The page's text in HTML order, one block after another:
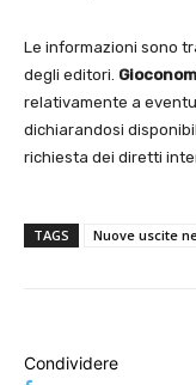
Le informazioni sono
degli editori.
relativamente a
dichiarandosi
richiesta dei diretti
TAGS Nuove uscite
Condividere